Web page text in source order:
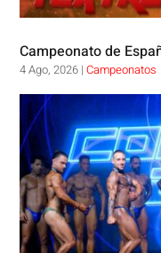
Campeonato de
4 Ago, 2026 |Campeonatos